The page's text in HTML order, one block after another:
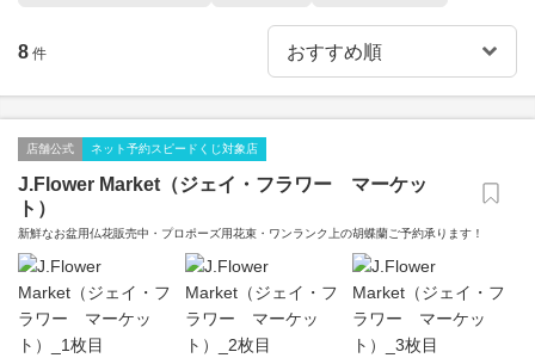
8 件
店舗公式 ネット予約スピードくじ対象店
J.Flower Market（ジェイ・フラワー マーケッ
ト）
新鮮なお盆用仏花販売中・プロポーズ用花束・ワンランク上の胡蝶蘭ご予約承ります！